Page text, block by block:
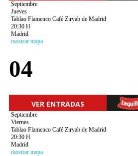
Septiembre
Jueves
Tablao Flamenco Café Ziryab de Madrid
20:30 H
Madrid
mostrar mapa
04
VER ENTRADAS
Septiembre
Viernes
Tablao Flamenco Café Ziryab de Madrid
20:30 H
Madrid
mostrar mapa